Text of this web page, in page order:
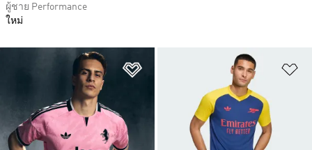
เพิ่มไปยังรายการสินค้าโปรด
ผู้ชาย Performance
ใหม่